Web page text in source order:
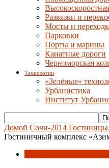
Развязки и
Мосты и
Парковки
Порты и марины
Канатные дороги
Черноморская
Технологии
«Зелёные»
Урбанистика
Институт
Домой Сочи-2014
Гостиничный комплекс